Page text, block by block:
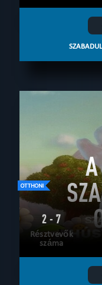
2 - 7
Résztvevők
száma